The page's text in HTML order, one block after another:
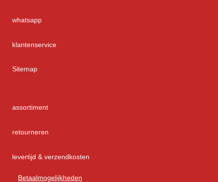
whatsapp
klantenservice
Sitemap
assortiment
retourneren
levertijd & verzendkosten
Betaalmogelijkheden